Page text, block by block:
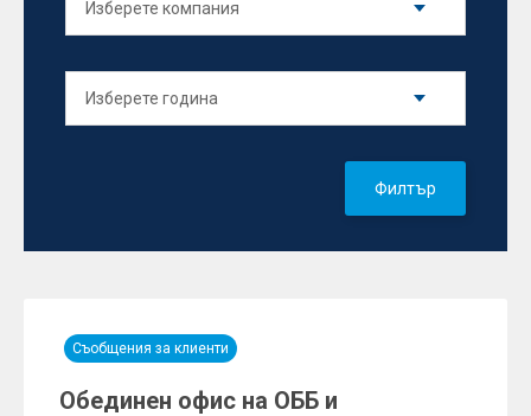
Филтър
Съобщения за клиенти
Обединен офис на ОББ и